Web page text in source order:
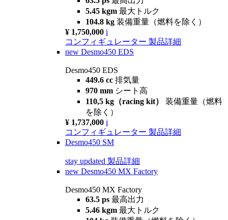
5.45 kgm 最大トルク
104.8 kg 装備重量（燃料を除く）
¥ 1,750,000 i
コンフィギュレーター 製品詳細
new Desmo450 EDS
Desmo450 EDS
449.6 cc 排気量
970 mm シート高
110,5 kg（racing kit） 装備重量（燃料
を除く）
¥ 1,737,000 i
コンフィギュレーター 製品詳細
Desmo450 SM
stay updated 製品詳細
new Desmo450 MX Factory
Desmo450 MX Factory
63.5 ps 最高出力
5.46 kgm 最大トルク